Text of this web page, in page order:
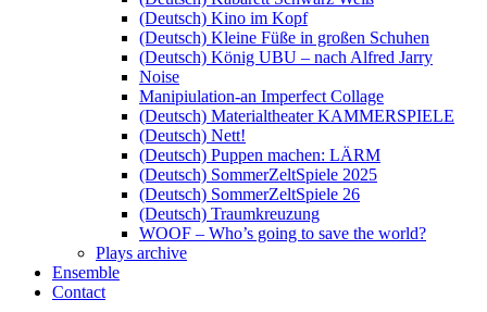
(Deutsch) Kino im Kopf
(Deutsch) Kleine Füße in großen Schuhen
(Deutsch) König UBU – nach Alfred Jarry
Noise
Manipiulation-an Imperfect Collage
(Deutsch) Materialtheater KAMMERSPIELE
(Deutsch) Nett!
(Deutsch) Puppen machen: LÄRM
(Deutsch) SommerZeltSpiele 2025
(Deutsch) SommerZeltSpiele 26
(Deutsch) Traumkreuzung
WOOF – Who’s going to save the world?
Plays archive
Ensemble
Contact